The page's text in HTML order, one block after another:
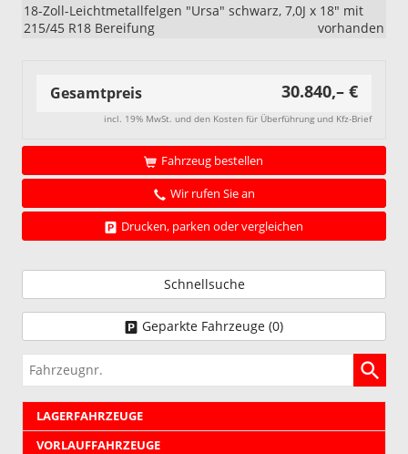
18-Zoll-Leichtmetallfelgen "Ursa" schwarz, 7,0J x 18" mit
215/45 R18 Bereifung
vorhanden
Gesamtpreis 30.840,– €
incl. 19% MwSt. und den Kosten für Überführung und Kfz-Brief
Fahrzeug bestellen
Wir rufen Sie an
Drucken, parken oder vergleichen
Schnellsuche
Geparkte Fahrzeuge (0)
Fahrzeugnr.
LAGERFAHRZEUGE
VORLAUFFAHRZEUGE